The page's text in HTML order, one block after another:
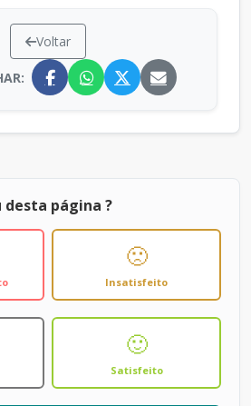
Voltar
desta página ?
🙁
Insatisfeito
🙂
Satisfeito